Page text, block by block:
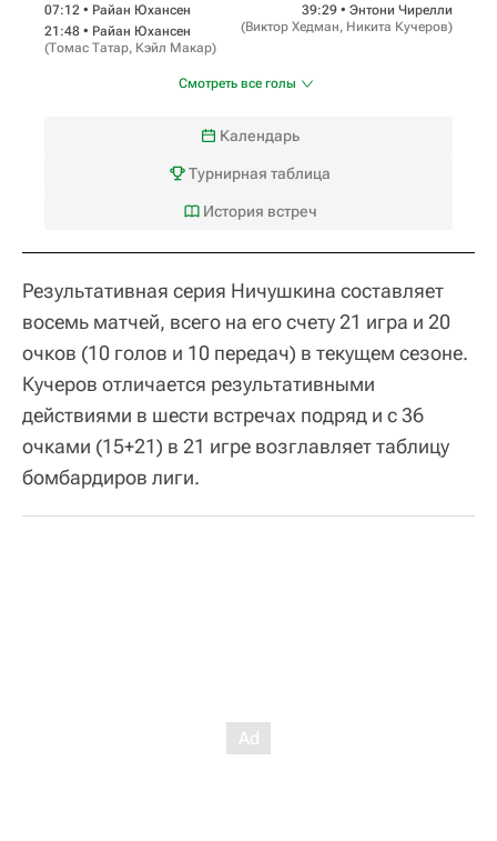
07:12 • Райан Юхансен
21:48 • Райан Юхансен
(Томас Татар, Кэйл Макар)
39:29 • Энтони Чирелли
(Виктор Хедман, Никита Кучеров)
Смотреть все голы
Календарь
Турнирная таблица
История встреч
Результативная серия Ничушкина составляет
восемь матчей, всего на его счету 21 игра и 20
очков (10 голов и 10 передач) в текущем сезоне.
Кучеров отличается результативными
действиями в шести встречах подряд и с 36
очками (15+21) в 21 игре возглавляет таблицу
бомбардиров лиги.